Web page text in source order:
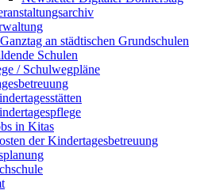
an städtischen Grundschulen
Schulen
/ Schulwegpläne
in Kitas
der Kindertagesbetreuung